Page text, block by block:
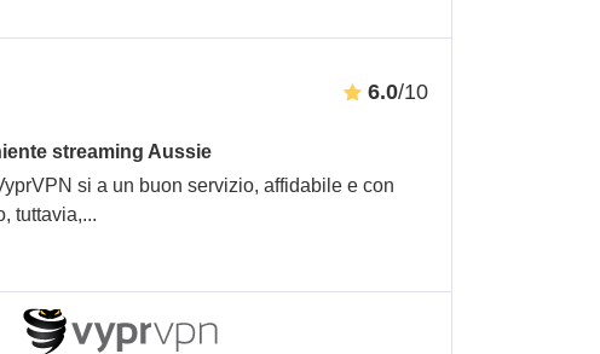
6.0/10
streaming Aussie
si a un buon servizio, affidabile e con
tuttavia,...